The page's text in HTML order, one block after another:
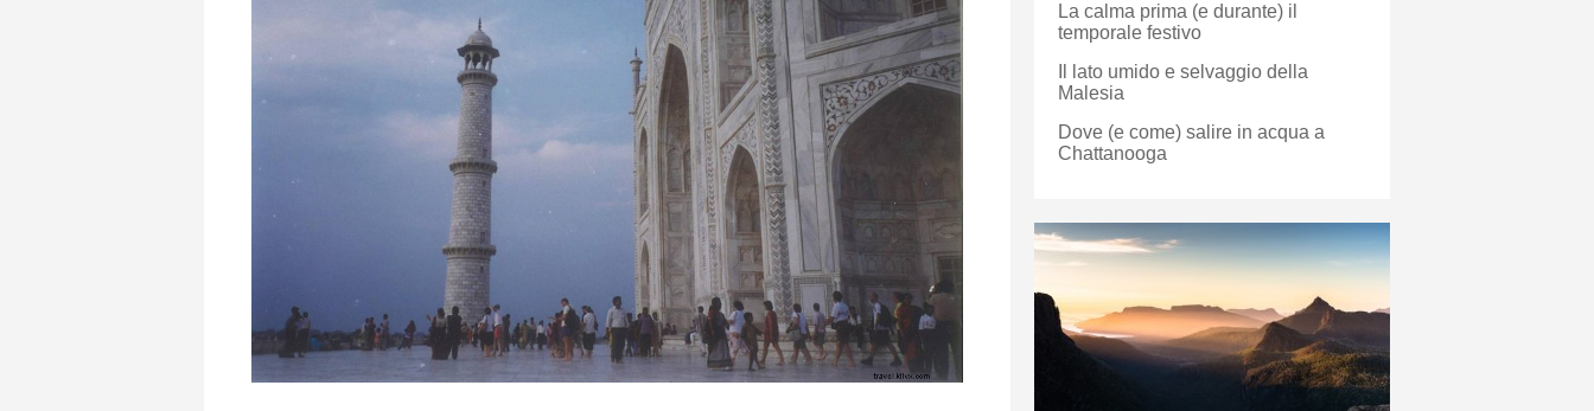
La calma prima (e durante) il
temporale festivo
Il lato umido e selvaggio della
Malesia
Dove (e come) salire in acqua a
Chattanooga